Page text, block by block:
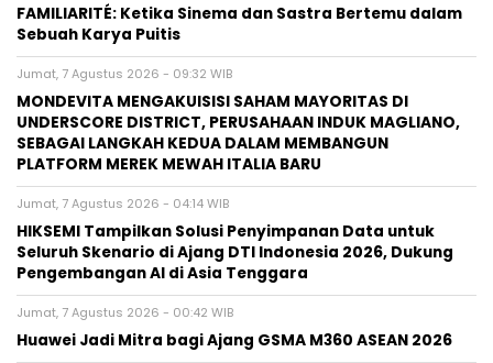
FAMILIARITÉ: Ketika Sinema dan Sastra Bertemu dalam
Sebuah Karya Puitis
Jumat, 7 Agustus 2026 - 09:32 WIB
MONDEVITA MENGAKUISISI SAHAM MAYORITAS DI
UNDERSCORE DISTRICT, PERUSAHAAN INDUK MAGLIANO,
SEBAGAI LANGKAH KEDUA DALAM MEMBANGUN
PLATFORM MEREK MEWAH ITALIA BARU
Jumat, 7 Agustus 2026 - 04:14 WIB
HIKSEMI Tampilkan Solusi Penyimpanan Data untuk
Seluruh Skenario di Ajang DTI Indonesia 2026, Dukung
Pengembangan AI di Asia Tenggara
Jumat, 7 Agustus 2026 - 00:42 WIB
Huawei Jadi Mitra bagi Ajang GSMA M360 ASEAN 2026